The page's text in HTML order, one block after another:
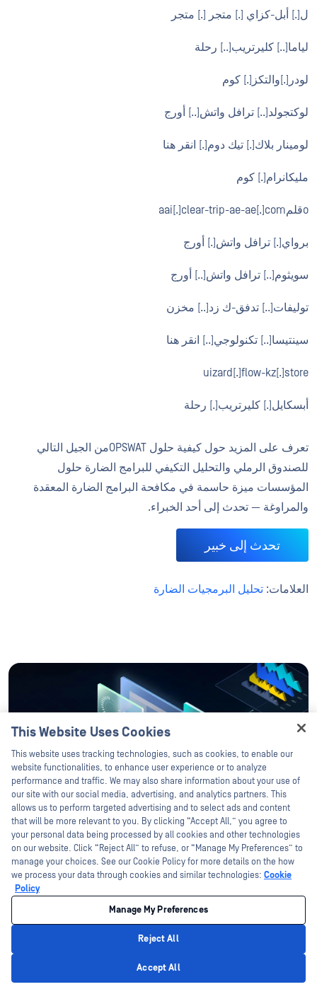
ل[.] أبل-كزاي [.] متجر [.] متجر
لياما[..] كليرتريب[..] رحلة
لودر[.]والتكز[.] كوم
لوكتجولد[..] ترافل واتش[..] أورج
لومينار بلاك[.] تيك دوم[.] انقر هنا
مليكانرام[.] كوم
oقلمaai[.]clear-trip-ae-ae[.]com
برواي[.] ترافل واتش[.] أورج
سويثوم[..] ترافل واتش[..] أورج
توليفات[..] تدفق-ك زد[..] مخزن
سينتيسا[..] تكنولوجي[..] انقر هنا
uizard[.]flow-kz[.]store
أبسكايل[.] كليرتريب[.] رحلة
تعرف على المزيد حول كيفية حلول OPSWATمن الجيل التالي
للصندوق الرملي والتحليل التكيفي للبرامج الضارة حلول
المؤسسات ميزة حاسمة في مكافحة البرامج الضارة المعقدة
والمراوغة — تحدث إلى أحد الخبراء.
تحدث إلى خبير
العلامات: تحليل البرمجيات الضارة
This Website Uses Cookies
This website uses tracking technologies, such as cookies, to enable our
website functionalities, to enhance user experience or to analyze
performance and traffic. We may also share information about your use of
our site with our social media, advertising, and analytics partners. This
allows us to perform targeted advertising and to select ads and content
that will be more relevant to you. By clicking “Accept All,” you agree to
your personal data being processed by all cookies and other technologies
on our website. Click “Reject All” to refuse, or “Manage My Preferences” to
manage your choices. See our Cookie Policy for more details on the how
we process your data through cookies and similar technologies: Cookie
Policy
Manage My Preferences
Reject All
Accept All
Hey there!
I'm Ozzy, your OPSWAT virtual assistant.
How can I help you secure what's critical
today?